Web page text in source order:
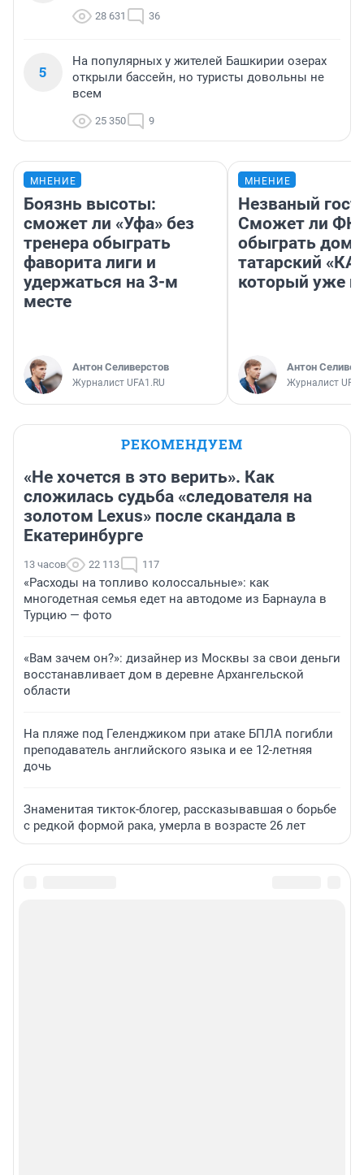
28 631 36
5
На популярных у жителей Башкирии озерах
открыли бассейн, но туристы довольны не
всем
25 350 9
МНЕНИЕ
Боязнь высоты:
сможет ли «Уфа» без
тренера обыграть
фаворита лиги и
удержаться на 3-м
месте
Антон Селиверстов
Журналист UFA1.RU
МНЕНИЕ
Незваный
Сможет ли ФК
обыграть дома
татарский
который уже
Антон
Журналист
РЕКОМЕНДУЕМ
«Не хочется в это верить». Как
сложилась судьба «следователя на
золотом Lexus» после скандала в
Екатеринбурге
13 часов 22 113 117
«Расходы на топливо колоссальные»: как
многодетная семья едет на автодоме из Барнаула в
Турцию — фото
«Вам зачем он?»: дизайнер из Москвы за свои деньги
восстанавливает дом в деревне Архангельской
области
На пляже под Геленджиком при атаке БПЛА погибли
преподаватель английского языка и ее 12-летняя
дочь
Знаменитая тикток-блогер, рассказывавшая о борьбе
с редкой формой рака, умерла в возрасте 26 лет